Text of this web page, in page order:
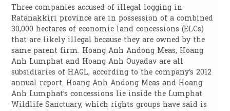
Three companies accused of illegal logging in
Ratanakkiri province are in possession of a combined
30,000 hectares of economic land concessions (ELCs)
that are likely illegal because they are owned by the
same parent firm. Hoang Anh Andong Meas, Hoang
Anh Lumphat and Hoang Anh Ouyadav are all
subsidiaries of HAGL, according to the company’s 2012
annual report. Hoang Anh Andong Meas and Hoang
Anh Lumphat’s concessions lie inside the Lumphat
Wildlife Sanctuary, which rights groups have said is